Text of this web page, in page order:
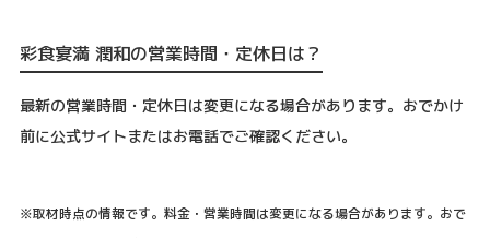
彩食宴満 潤和の営業時間・定休日は？
最新の営業時間・定休日は変更になる場合があります。おでかけ
前に公式サイトまたはお電話でご確認ください。
※取材時点の情報です。料金・営業時間は変更になる場合があります。おで